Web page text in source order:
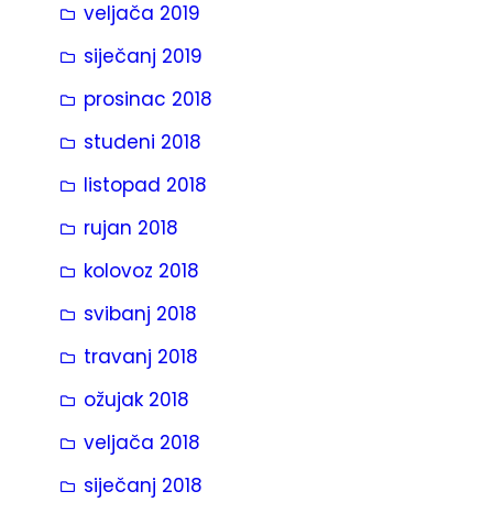
veljača 2019
siječanj 2019
prosinac 2018
studeni 2018
listopad 2018
rujan 2018
kolovoz 2018
svibanj 2018
travanj 2018
ožujak 2018
veljača 2018
siječanj 2018